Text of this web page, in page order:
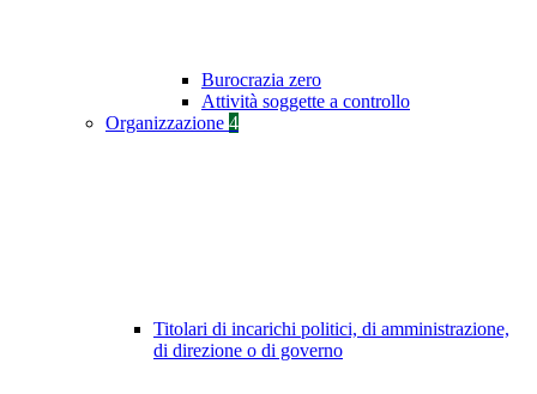
Burocrazia zero
Attività soggette a controllo
Organizzazione 4
Titolari di incarichi politici, di amministrazione,
di direzione o di governo